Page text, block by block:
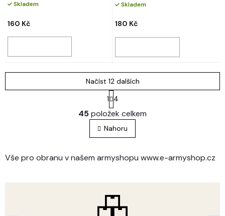
Skladem
160 Kč
Skladem
180 Kč
O
v
l
á
a
c
p
r
v
Načíst 12 dalších
S
t
r
á
n
k
á
1 4
45položek celkem
Nahoru
Vše pro obranu v našem armyshopu www.e-armyshop.cz